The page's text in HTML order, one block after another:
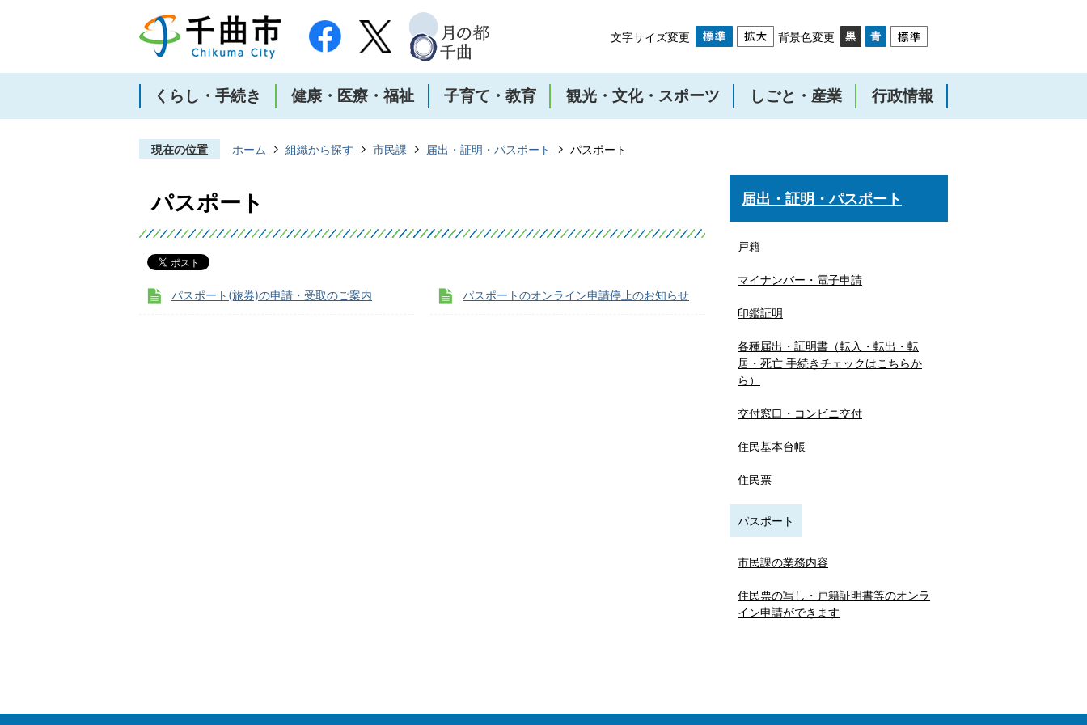
文字サイズ変更 背景色変更
くらし・手続き 健康・医療・福祉 子育て・教育 観光・文化・スポーツ しごと・産業 行政情報
現在の位置 ホーム 組織から探す 市民課 届出・証明・パスポート パスポート
パスポート
パスポート(旅券)の申請・受取のご案内 パスポートのオンライン申請停止のお知らせ
届出・証明・パスポート
戸籍
マイナンバー・電子申請
印鑑証明
各種届出・証明書（転入・転出・転
居・死亡 手続きチェックはこちらか
ら）
交付窓口・コンビニ交付
住民基本台帳
住民票
パスポート
市民課の業務内容
住民票の写し・戸籍証明書等のオンラ
イン申請ができます